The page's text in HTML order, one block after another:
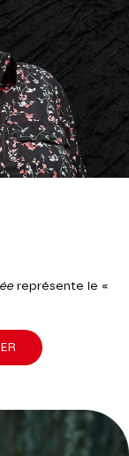
représente le «